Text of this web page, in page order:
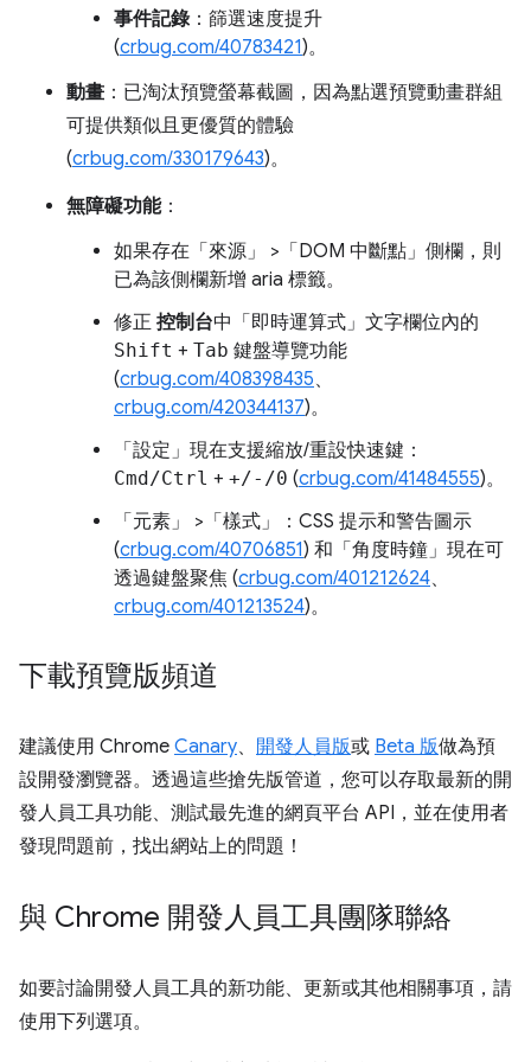
事件記錄：篩選速度提升
(crbug.com/40783421)。
動畫 ：已淘汰預覽螢幕截圖，因為點選預覽動畫群組
可提供類似且更優質的體驗
(crbug.com/330179643)。
無障礙功能：
如果存在「來源」
>「DOM 中斷點」 側欄，則
已為該側欄新增 aria 標籤。
修正 控制台中「即時運算式」 文字欄位內的
Shift + Tab 鍵盤導覽功能
(crbug.com/408398435、
crbug.com/420344137)。
「設定」 現在支援縮放/重設快速鍵：
Cmd/Ctrl + +/-/0 (crbug.com/41484555)。
「元素」
>「樣式」
：CSS 提示和警告圖示
(crbug.com/40706851) 和「角度時鐘」 現在可
透過鍵盤聚焦 (crbug.com/401212624、
crbug.com/401213524)。
下載預覽版頻道
建議使用 Chrome Canary、 開發人員版或 Beta 版做為預
設開發瀏覽器。透過這些搶先版管道，您可以存取最新的開
發人員工具功能、測試最先進的網頁平台 API，並在使用者
發現問題前，找出網站上的問題！
與 Chrome 開發人員工具團隊聯絡
如要討論開發人員工具的新功能、更新或其他相關事項，請
使用下列選項。